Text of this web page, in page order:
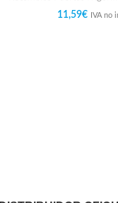
11,59€ IVA no